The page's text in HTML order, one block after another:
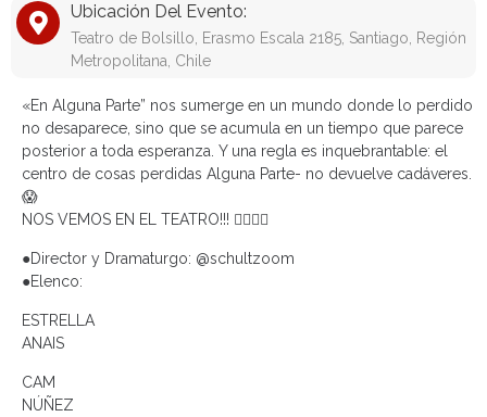
Ubicación Del Evento:
Teatro de Bolsillo, Erasmo Escala 2185, Santiago, Región
Metropolitana, Chile
«En Alguna Parte” nos sumerge en un mundo donde lo perdido
no desaparece, sino que se acumula en un tiempo que parece
posterior a toda esperanza. Y una regla es inquebrantable: el
centro de cosas perdidas Alguna Parte- no devuelve cadáveres.
😱
NOS VEMOS EN EL TEATRO!!! ❤️‍🔥❤️‍🔥
●Director y Dramaturgo: @schultzoom
●Elenco:
ESTRELLA
ANAIS
CAM
NÚÑEZ